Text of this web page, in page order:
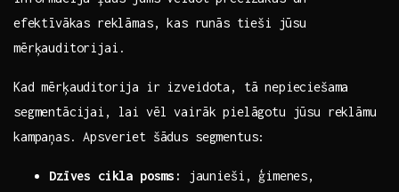
⁣efektīvākas reklāmas, kas ⁣runās tieši jūsu
mērķauditorijai.
Kad mērķauditorija ir izveidota, tā nepieciešama
segmentācijai, lai vēl vairāk pielāgotu jūsu reklāmu
kampaņas. Apsveriet šādus segmentus:
Dzīves cikla posms:
jaunieši, ģimenes,